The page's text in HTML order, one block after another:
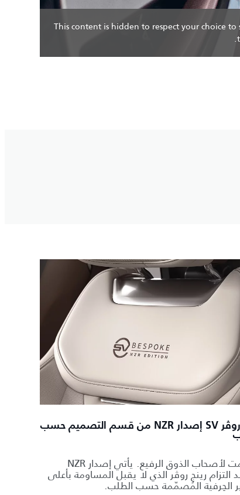
This content is hidden to respect your choice
رينج روڤر SV إصدار NZR من قسم التصميم حسب
صُمّمت لأصحاب الذوق الرفيع. يأتي إصدار NZR
التزام رينج روڤر الذي لا يقبل المساومة بأعلى
الحِرفية المُصمّمة حسب الطلب.